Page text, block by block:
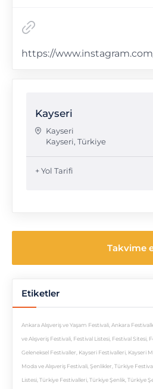
https://
Kayseri
Kayseri
Kayseri, Türkiye
+ Yol Tarifi
Takvime
Etiketler
Ankara Alışveriş ve Yaşam Festivali Ankara
ve Alışveriş Festivali Festival Listesi Festival Sitesi
Geleneksel Festivaller Kayseri Festivalleri Kayseri
Moda ve Alışveriş Festivali Şenlikler Türkiye Festival
Listesi Türkiye Festivalleri Türkiye Şenlik Türkiye